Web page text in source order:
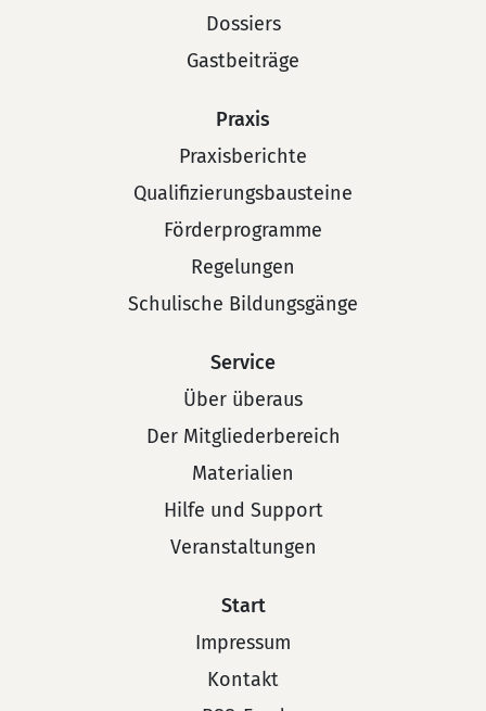
Dossiers
Gastbeiträge
Praxis
Praxisberichte
Qualifizierungsbausteine
Förderprogramme
Regelungen
Schulische Bildungsgänge
Service
Über überaus
Der Mitgliederbereich
Materialien
Hilfe und Support
Veranstaltungen
Start
Impressum
Kontakt